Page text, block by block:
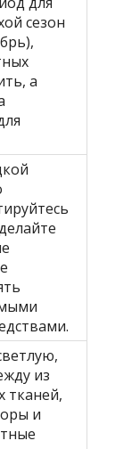
сезон
а
из
тканей,
и